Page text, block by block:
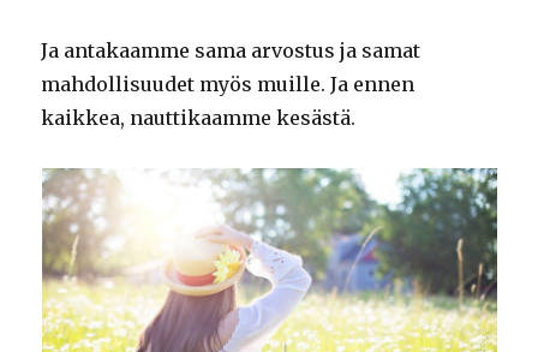
Ja antakaamme sama arvostus ja samat
mahdollisuudet myös muille. Ja ennen
kaikkea, nauttikaamme kesästä.